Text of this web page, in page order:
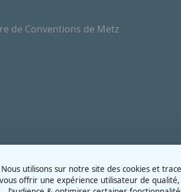
de Conventions de Metz
Nous utilisons sur notre site des cookies et
vous offrir une expérience utilisateur de